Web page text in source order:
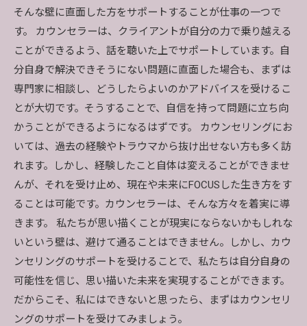
そんな壁に直面した方をサポートすることが仕事の一つで
す。 カウンセラーは、クライアントが自分の力で乗り越える
ことができるよう、話を聴いた上でサポートしています。自
分自身で解決できそうにない問題に直面した場合も、まずは
専門家に相談し、どうしたらよいのかアドバイスを受けるこ
とが大切です。そうすることで、自信を持って問題に立ち向
かうことができるようになるはずです。 カウンセリングにお
いては、過去の経験やトラウマから抜け出せない方も多く訪
れます。しかし、経験したこと自体は変えることができませ
んが、それを受け止め、現在や未来にFOCUSした生き方をす
ることは可能です。カウンセラーは、そんな方々を着実に導
きます。 私たちが思い描くことが現実にならないかもしれな
いという壁は、避けて通ることはできません。しかし、カウ
ンセリングのサポートを受けることで、私たちは自分自身の
可能性を信じ、思い描いた未来を実現することができます。
だからこそ、私にはできないと思ったら、まずはカウンセリ
ングのサポートを受けてみましょう。